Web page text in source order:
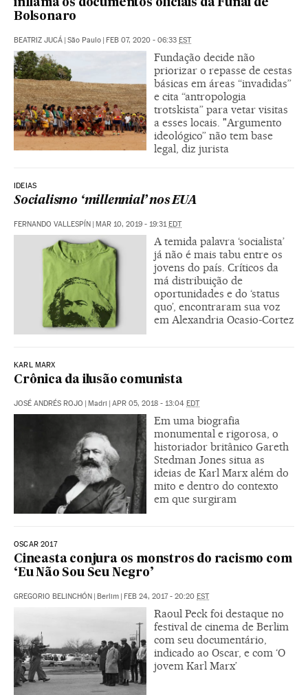
inflama os documentos oficiais da Funai de
Bolsonaro
BEATRIZ JUCÁ São Paulo FEB 07, 2020 - 06:33 EST
Fundação decide não
priorizar o repasse de cestas
básicas em áreas “invadidas”
e cita “antropologia
trotskista” para vetar visitas
a esses locais. "Argumento
ideológico” não tem base
legal, diz jurista
IDEIAS
Socialismo ‘millennial’ nos EUA
FERNANDO VALLESPÍN MAR 10, 2019 - 19:31 EDT
A temida palavra ‘socialista’
já não é mais tabu entre os
jovens do país. Críticos da
má distribuição de
oportunidades e do ‘status
quo’, encontraram sua voz
em Alexandria Ocasio-Cortez
KARL MARX
Crônica da ilusão comunista
JOSÉ ANDRÉS ROJO Madri APR 05, 2018 - 13:04 EDT
Em uma biografia
monumental e rigorosa, o
historiador britânico Gareth
Stedman Jones situa as
ideias de Karl Marx além do
mito e dentro do contexto
em que surgiram
OSCAR 2017
Cineasta conjura os monstros do racismo com
‘Eu Não Sou Seu Negro’
GREGORIO BELINCHÓN | Berlim | FEB 24, 2017 - 20:20 EST
Raoul Peck foi destaque no
festival de cinema de Berlim
com seu documentário,
indicado ao Oscar, e com ‘O
jovem Karl Marx’